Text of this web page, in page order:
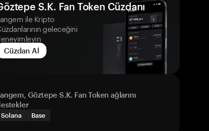
S.K. Fan Token Cüzdanı
ile Kripto
geleceğini
Cüzdan Al
Göztepe S.K. Fan Token ağlarını
Solana Base